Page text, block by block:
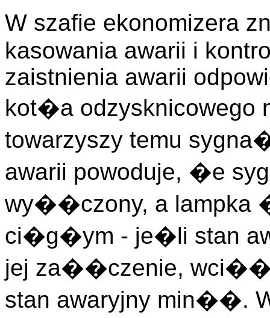
W szafie ekonomizera
kasowania awarii i
zaistnienia awarii
kot�a odzysknicowego
towarzyszy temu
awarii powoduje, �e
wy��czony, a
ci�g�ym - je�li stan
jej za��czenie,
stan awaryjny min��.